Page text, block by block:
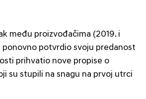
među proizvođačima (2019. i
ponovno potvrdio svoju predanost
prihvatio nove propise o
su stupili na snagu na prvoj utrci